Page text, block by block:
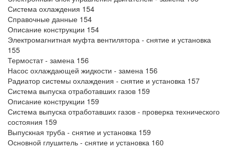
Система охлаждения 154
Справочные данные 154
Описание конструкции 154
Электромагнитная муфта вентилятора - снятие и установка
155
Термостат - замена 156
Насос охлаждающей жидкости - замена 156
Радиатор системы охлаждения - снятие и установка 157
Система выпуска отработавших газов 159
Описание конструкции 159
Система выпуска отработавших газов - проверка технического
состояния 159
Выпускная труба - снятие и установка 159
Основной глушитель - снятие и установка 160